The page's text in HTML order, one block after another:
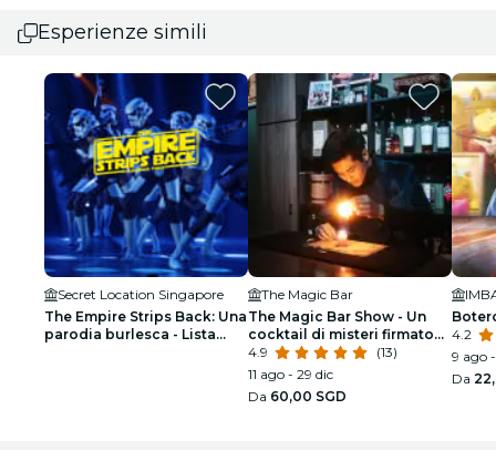
Esperienze simili
Secret Location Singapore
The Empire Strips Back: Una
parodia burlesca - Lista
The Magic Bar
The Magic Bar Show - Un
cocktail di misteri firmato
Kai Emmanuel
4.9
(13)
11 ago - 29 dic
Da 60,00 SGD
4.2
9 ago
Da